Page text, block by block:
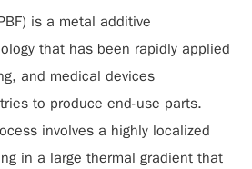
is a metal additive
that has been rapidly applied
and medical devices
to produce end-use parts.
involves a highly localized
in a large thermal gradient that